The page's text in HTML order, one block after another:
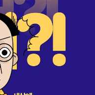
D8 2+2병
1+1